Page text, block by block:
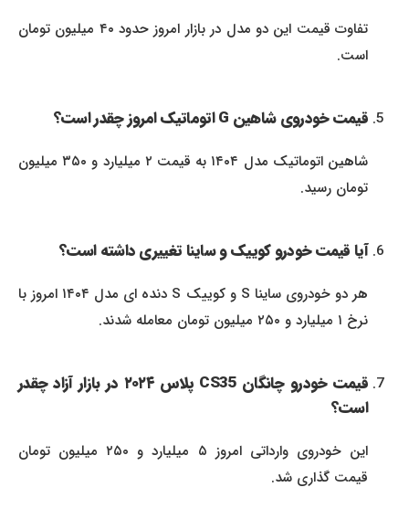
تفاوت قیمت این دو مدل در بازار امروز حدود ۴۰ میلیون تومان
است.
قیمت خودروی شاهین G اتوماتیک امروز چقدر است؟
شاهین اتوماتیک مدل ۱۴۰۴ به قیمت ۲ میلیارد و ۳۵۰ میلیون
تومان رسید.
آیا قیمت خودرو کوییک و ساینا تغییری داشته است؟
هر دو خودروی ساینا S و کوییک S دنده ای مدل ۱۴۰۴ امروز با
نرخ ۱ میلیارد و ۲۵۰ میلیون تومان معامله شدند.
قیمت خودرو چانگان CS35 پلاس ۲۰۲۴ در بازار آزاد چقدر
است؟
این خودروی وارداتی امروز ۵ میلیارد و ۲۵۰ میلیون تومان
قیمت گذاری شد.